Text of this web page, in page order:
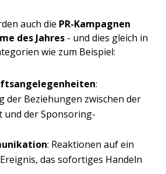
auch die PR-Kampagnen
des Jahres - und dies gleich in
wie zum Beispiel:
:
der Beziehungen zwischen der
und der Sponsoring-
: Reaktionen auf ein
das sofortiges Handeln